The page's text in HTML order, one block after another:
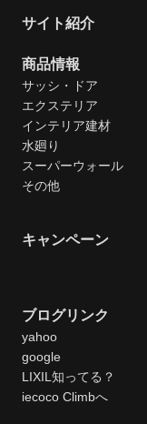
サイト紹介
商品情報
サッシ・ドア
エクステリア
インテリア建材
水廻り
スーパーウォール
その他
キャンペーン
ブログリンク
yahoo
google
LIXIL知ってる？
iecoco Climbへ